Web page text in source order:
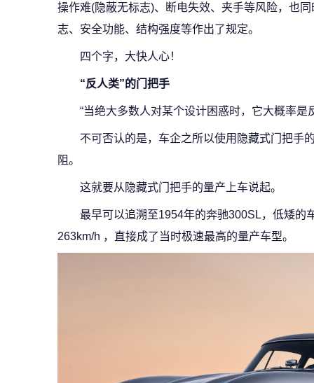
操作难(隐蔽无标志)、断电失效、夹手等风险，也
志、安全功能、结构强度等作出了规定。
四个字，大快人心！
“反人类”的门把手
“当绝大多数人对某个设计困惑时，它大概率是
不可否认的是，车企之所以使用隐藏式门把
阻。
这就要从隐藏式门把手的量产上车说起。
最早可以追溯至1954年的奔驰300SL，低矮的
263km/h ，直接成了当时极速最高的量产车型。